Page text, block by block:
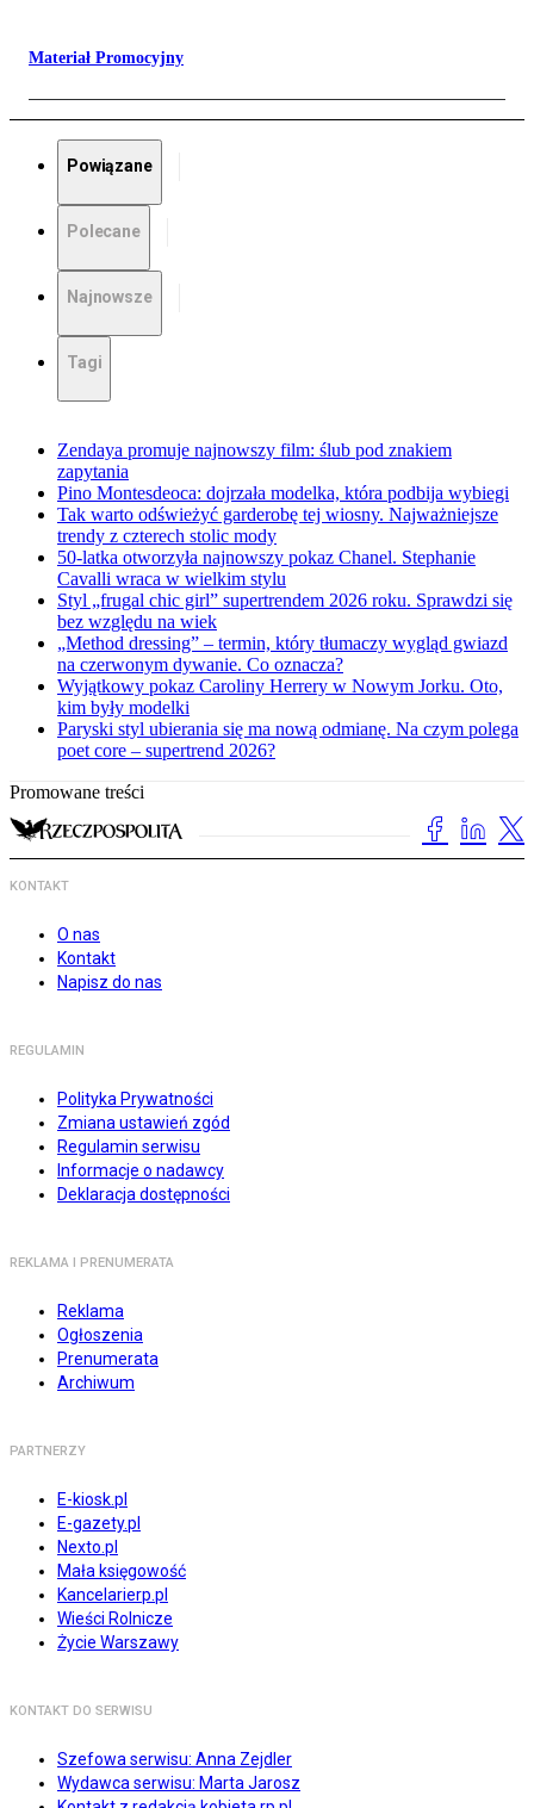
Materiał Promocyjny
Powiązane
Polecane
Najnowsze
Tagi
Zendaya promuje najnowszy film: ślub pod znakiem
zapytania
Pino Montesdeoca: dojrzała modelka, która podbija wybiegi
Tak warto odświeżyć garderobę tej wiosny. Najważniejsze
trendy z czterech stolic mody
50-latka otworzyła najnowszy pokaz Chanel. Stephanie
Cavalli wraca w wielkim stylu
Styl „frugal chic girl” supertrendem 2026 roku. Sprawdzi się
bez względu na wiek
„Method dressing” – termin, który tłumaczy wygląd gwiazd
na czerwonym dywanie. Co oznacza?
Wyjątkowy pokaz Caroliny Herrery w Nowym Jorku. Oto,
kim były modelki
Paryski styl ubierania się ma nową odmianę. Na czym polega
poet core – supertrend 2026?
Promowane treści
KONTAKT
O nas
Kontakt
Napisz do nas
REGULAMIN
Polityka Prywatności
Zmiana ustawień zgód
Regulamin serwisu
Informacje o nadawcy
Deklaracja dostępności
REKLAMA I PRENUMERATA
Reklama
Ogłoszenia
Prenumerata
Archiwum
PARTNERZY
E-kiosk.pl
E-gazety.pl
Nexto.pl
Mała księgowość
Kancelarierp.pl
Wieści Rolnicze
Życie Warszawy
KONTAKT DO SERWISU
Szefowa serwisu: Anna Zejdler
Wydawca serwisu: Marta Jarosz